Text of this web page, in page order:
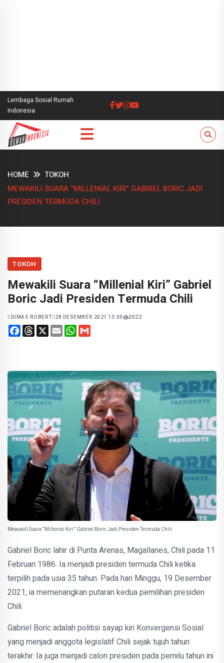
Lembaga Sosial Rumah
Indonesia
HOME
TOKOH
MEWAKILI SUARA “MILLENIAL KIRI” GABRIEL BORIC JADI
PRESIDEN TERMUDA CHILI
TOKOH
Mewakili Suara “Millenial Kiri” Gabriel
Boric Jadi Presiden Termuda Chili
DIMAS ROBERT 28 DESEMBER 2021 13:00 2022
Facebook
Threads
X EmailWhatsApp
Mewakili Suara “Millenial Kiri” Gabriel Boric Jadi Presiden Termuda Chili
Gabriel Boric lahir di Punta Arenas, Magallanes, Chili pada 11
Februari 1986. Ia menjadi presiden termuda Chili ketika
terpilih pada usia 35 tahun. Pada hari Minggu, 19 Desember
2021, ia memenangkan putaran kedua pemilihan presiden
Chili.
Gabriel Boric adalah politisi sayap kiri Konvergensi Sosial
yang menjadi anggota legislatif Chili sejak tujuh tahun
terakhir. Ia juga menjadi calon presiden pada pemilu tahun ini